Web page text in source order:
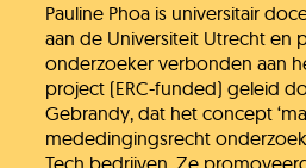
Pauline Phoa is universitair
aan de Universiteit Utrecht en
onderzoeker verbonden aan
project (ERC-funded) geleid
Gebrandy, dat het concept
mededingingsrecht
Tech bedrijven. Ze